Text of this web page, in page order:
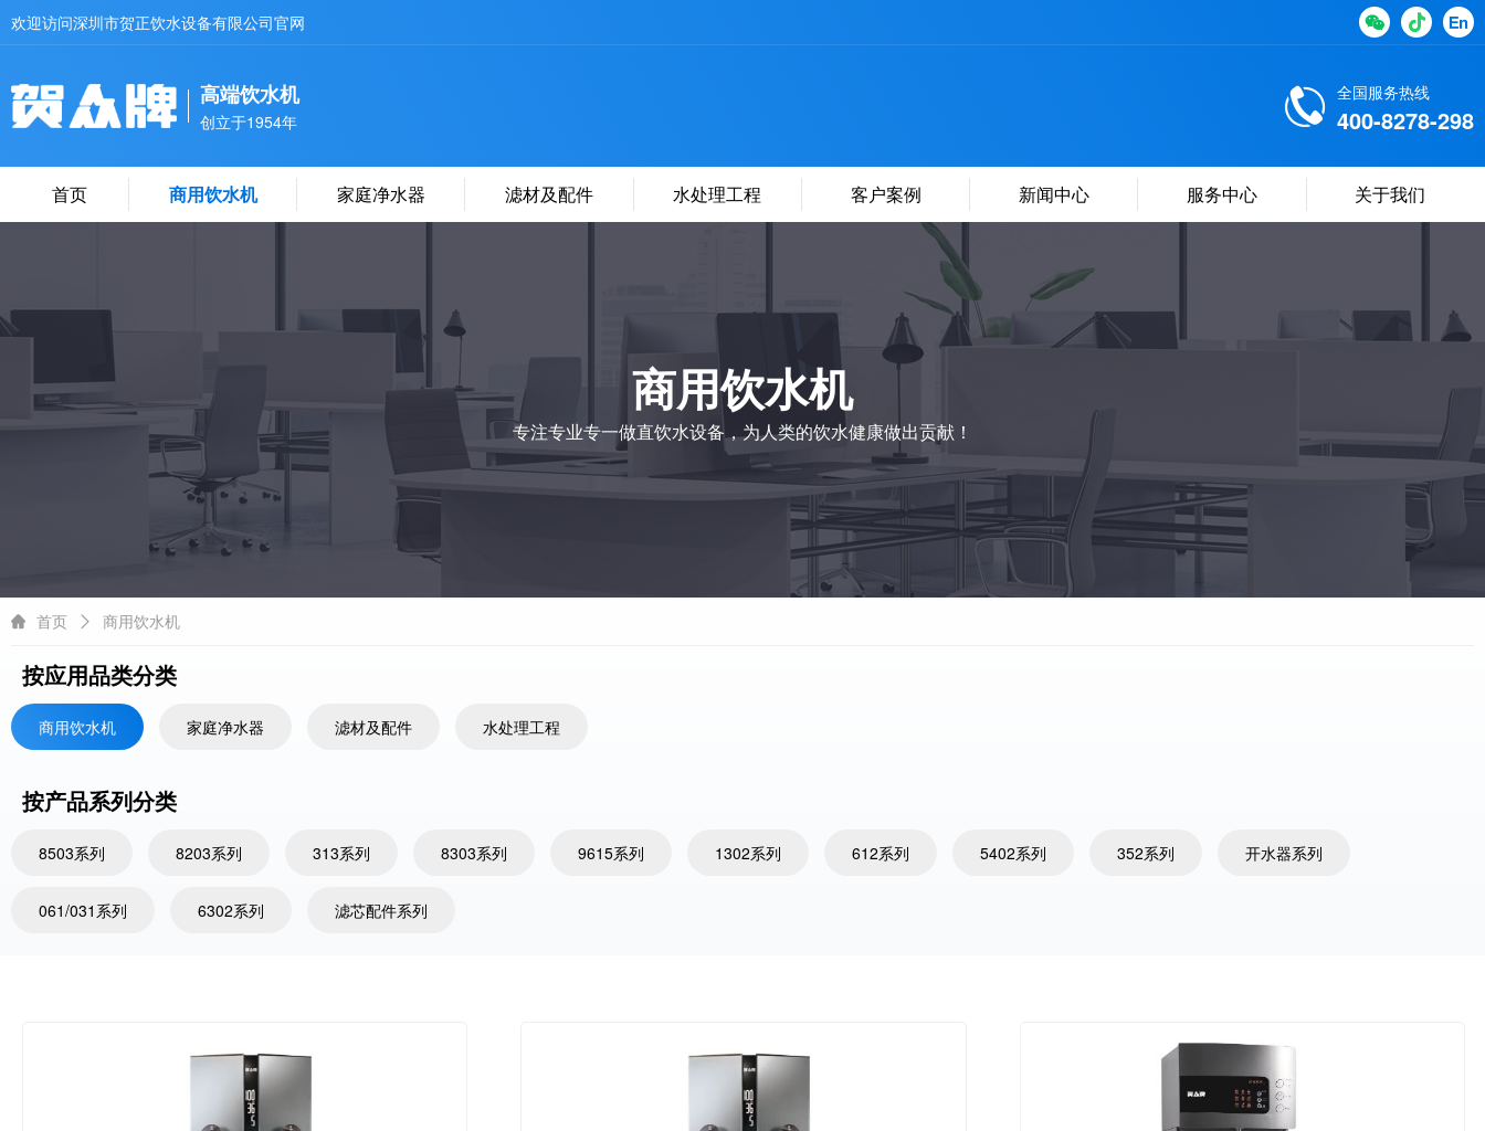
欢迎访问深圳市贺正饮水设备有限公司官网
高端饮水机
创立于1954年
全国服务热线
400-8278-298
首页 商用饮水机 家庭净水器 滤材及配件 水处理工程 客户案例 新闻中心 服务中心 关于我们
商用饮水机
专注专业专一做直饮水设备，为人类的饮水健康做出贡献！
首页 商用饮水机
按应用品类分类
商用饮水机 家庭净水器 滤材及配件 水处理工程
按产品系列分类
8503系列 8203系列 313系列 8303系列 9615系列 1302系列 612系列 5402系列 352系列 开水器系列
061/031系列 6302系列 滤芯配件系列